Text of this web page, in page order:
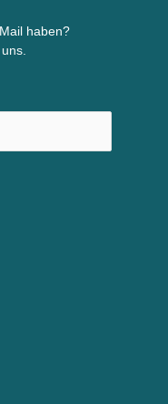
haben?